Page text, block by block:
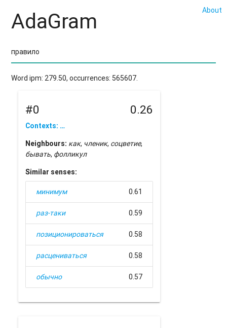
About
AdaGram
Word ipm: 279.50, occurrences: 565607.
#0 0.26
Contexts: …
Neighbours: как, членик, соцветие,
бывать, фолликул
Similar senses:
минимум 0.61
раз-таки 0.59
позиционироваться 0.58
расцениваться 0.58
обычно 0.57